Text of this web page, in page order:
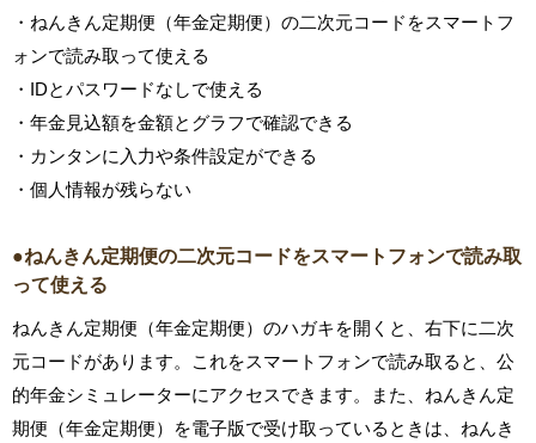
・ねんきん定期便（年金定期便）の二次元コードをスマートフ
ォンで読み取って使える
・IDとパスワードなしで使える
・年金見込額を金額とグラフで確認できる
・カンタンに入力や条件設定ができる
・個人情報が残らない
●ねんきん定期便の二次元コードをスマートフォンで読み取
って使える
ねんきん定期便（年金定期便）のハガキを開くと、右下に二次
元コードがあります。これをスマートフォンで読み取ると、公
的年金シミュレーターにアクセスできます。また、ねんきん定
期便（年金定期便）を電子版で受け取っているときは、ねんき